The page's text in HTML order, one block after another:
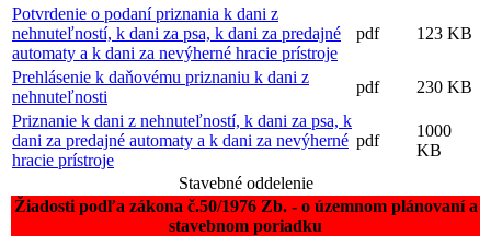
Potvrdenie o podaní priznania k dani z
nehnuteľností, k dani za psa, k dani za predajné
automaty a k dani za nevýherné hracie prístroje
pdf 123 KB
Prehlásenie k daňovému priznaniu k dani z
nehnuteľnosti
pdf
230 KB
Priznanie k dani z nehnuteľností, k dani za psa, k
dani za predajné automaty a k dani za nevýherné
hracie prístroje
pdf
1000
KB
Stavebné oddelenie
Žiadosti podľa zákona č.50/1976 Zb. - o územnom plánovaní a
stavebnom poriadku